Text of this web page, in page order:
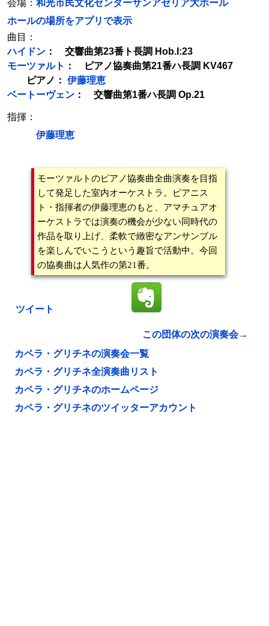
会場： 和光市民文化センターサンアゼリア大ホール
ホールの場所をアプリで表示
曲目：
ハイドン ： 交響曲第23番ト長調 Hob.I:23
モーツァルト ： ピアノ協奏曲第21番ハ長調 KV467
ピアノ： 伊藤理恵
ベートーヴェン ： 交響曲第1番ハ長調 Op.21
指揮：
伊藤理恵
モーツァルトのピアノ協奏曲全曲演奏を目指
して発足した室内オーケストラ。ピアニス
ト・指揮者の伊藤理恵のもと、アマチュアオ
ーケストラでは演奏の機会が少ない同時代の
作品を取り上げ、柔軟で緻密なアンサンブル
を楽しんでいこうという趣旨で活動中。今回
の協奏曲は人気作の第21番。
ツイート
この団体の次の演奏会→
カペラ・グリチネの演奏会一覧
カペラ・グリチネ全演奏曲リスト
カペラ・グリチネのホームページ
カペラ・グリチネのツイッターアカウント